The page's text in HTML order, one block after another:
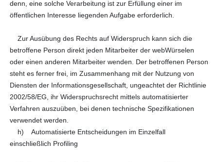
denn, eine solche Verarbeitung ist zur Erfüllung einer im
öffentlichen Interesse liegenden Aufgabe erforderlich.
Zur Ausübung des Rechts auf Widerspruch kann sich die
betroffene Person direkt jeden Mitarbeiter der webWürselen
oder einen anderen Mitarbeiter wenden. Der betroffenen Person
steht es ferner frei, im Zusammenhang mit der Nutzung von
Diensten der Informationsgesellschaft, ungeachtet der Richtlinie
2002/58/EG, ihr Widerspruchsrecht mittels automatisierter
Verfahren auszuüben, bei denen technische Spezifikationen
verwendet werden.
h) Automatisierte Entscheidungen im Einzelfall
einschließlich Profiling